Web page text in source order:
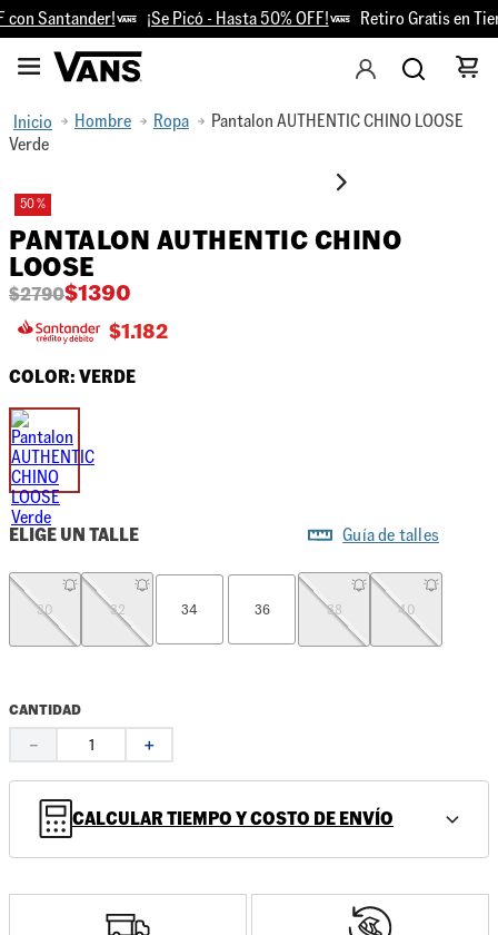
Santander! ¡Se Picó - Hasta 50% OFF! Retiro Gratis en
Hombre Ropa
Pantalon AUTHENTIC CHINO LOOSE
Verde
50 %
PANTALON AUTHENTIC CHINO
LOOSE
$1390
$2790
$1.182
COLOR:VERDE
ELIGE UN TALLE Guía de talles
30 32 34 36 38 40
CANTIDAD
＋
－
CALCULAR TIEMPO Y COSTO DE ENVÍO